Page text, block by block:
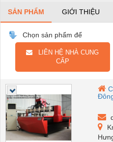
SẢN PHẨM GIỚI THIỆU
Chọn sản phẩm để
LIÊN HỆ NHÀ CUNG
CẤP